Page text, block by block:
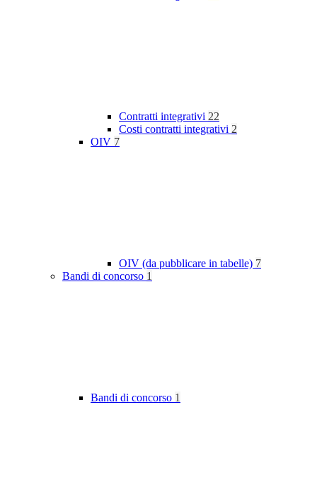
Contratti integrativi 22
Costi contratti integrativi 2
OIV 7
OIV (da pubblicare in tabelle) 7
Bandi di concorso 1
Bandi di concorso 1